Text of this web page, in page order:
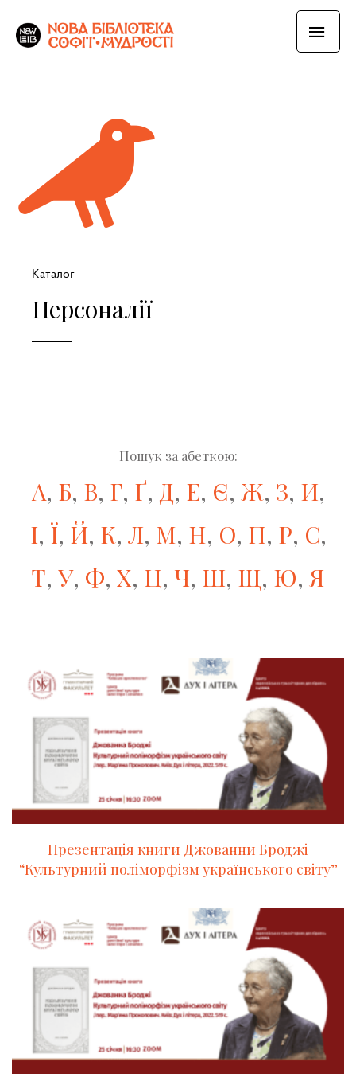
Каталог
Персоналії
Пошук за абеткою:
А, Б, В, Г, Ґ, Д, Е, Є, Ж, З, И,
І, Ї, Й, К, Л, М, Н, О, П, Р, С,
Т, У, Ф, Х, Ц, Ч, Ш, Щ, Ю, Я
Презентація книги Джованни Броджі
“Культурний поліморфізм українського світу”